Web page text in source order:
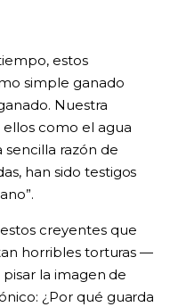
estos
simple ganado
Nuestra
como el agua
razón de
han sido testigos
creyentes que
horribles torturas —
la imagen de
¿Por qué guarda